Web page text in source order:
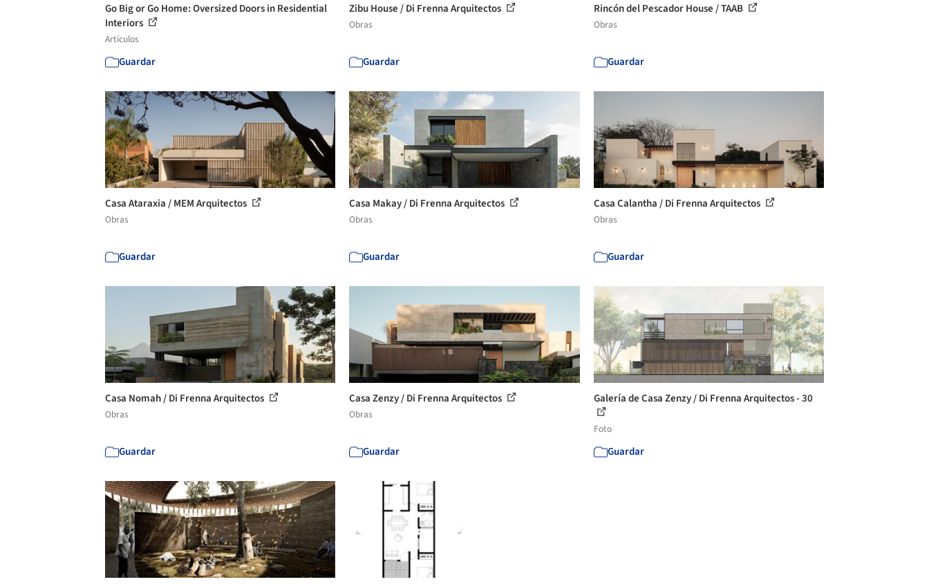
Go Big or Go Home: Oversized Doors in Residential
Interiors
Artículos
Guardar
Zibu House / Di Frenna Arquitectos
Obras
Guardar
Rincón del Pescador House / TAAB
Obras
Guardar
Casa Ataraxia / MEM Arquitectos
Obras
Guardar
Casa Makay / Di Frenna Arquitectos
Obras
Guardar
Casa Calantha / Di Frenna Arquitectos
Obras
Guardar
Casa Nomah / Di Frenna Arquitectos
Obras
Guardar
Casa Zenzy / Di Frenna Arquitectos
Obras
Guardar
Galería de Casa Zenzy / Di Frenna Arquitectos - 30
Foto
Guardar